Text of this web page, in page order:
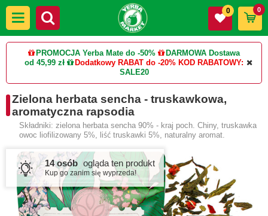
PROMOCJA Yerba Mate do -50%
DARMOWA Dostawa
od 45,99 zł
Dodatkowy RABAT do -20% KOD RABATOWY:
SALE20
0 0
Zielona herbata sencha - truskawkowa,
aromatyczna rapsodia
Składniki: zielona herbata sencha 90% - kraj poch. Chiny, truskawka
owoc liofilizowany 5%, liść truskawki 5%, naturalny aromat.
14 osób ogląda ten produkt
Kup go zanim się wyprzeda!